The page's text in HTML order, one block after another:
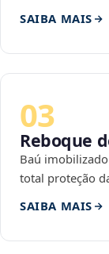
SAIBA MAIS
03
Reboque
Baú
total proteção
SAIBA MAIS